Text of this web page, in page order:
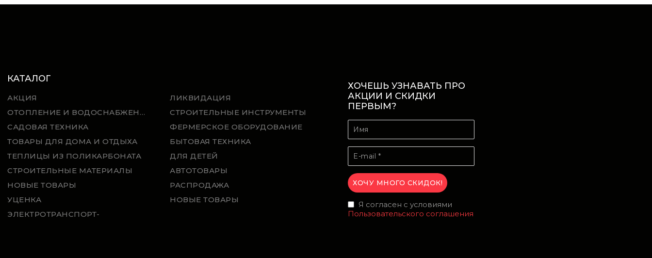
КАТАЛОГ
АКЦИЯ
ЛИКВИДАЦИЯ
ОТОПЛЕНИЕ И ВОДОСНАБЖЕНИЕ
СТРОИТЕЛЬНЫЕ ИНСТРУМЕНТЫ
САДОВАЯ ТЕХНИКА
ФЕРМЕРСКОЕ ОБОРУДОВАНИЕ
ТОВАРЫ ДЛЯ ДОМА И ОТДЫХА
БЫТОВАЯ ТЕХНИКА
ТЕПЛИЦЫ ИЗ ПОЛИКАРБОНАТА
ДЛЯ ДЕТЕЙ
СТРОИТЕЛЬНЫЕ МАТЕРИАЛЫ
АВТОТОВАРЫ
НОВЫЕ ТОВАРЫ
РАСПРОДАЖА
УЦЕНКА
НОВЫЕ ТОВАРЫ
ЭЛЕКТРОТРАНСПОРТ-
ХОЧЕШЬ УЗНАВАТЬ ПРО
АКЦИИ И СКИДКИ
ПЕРВЫМ?
Я согласен с условиями
Пользовательского соглашения